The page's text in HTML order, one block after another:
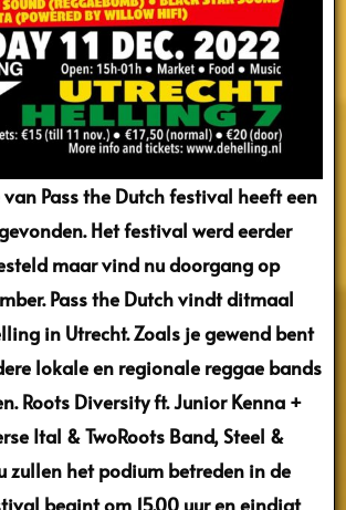
Pass the Dutch festival heeft een
Het festival werd eerder
maar vind nu doorgang op
Pass the Dutch vindt ditmaal
in Utrecht. Zoals je gewend bent
lokale en regionale reggae bands
Roots Diversity ft. Junior Kenna +
Ital & TwoRoots Band, Steel &
zullen het podium betreden in de
begint om 15.00 uur en eindigt